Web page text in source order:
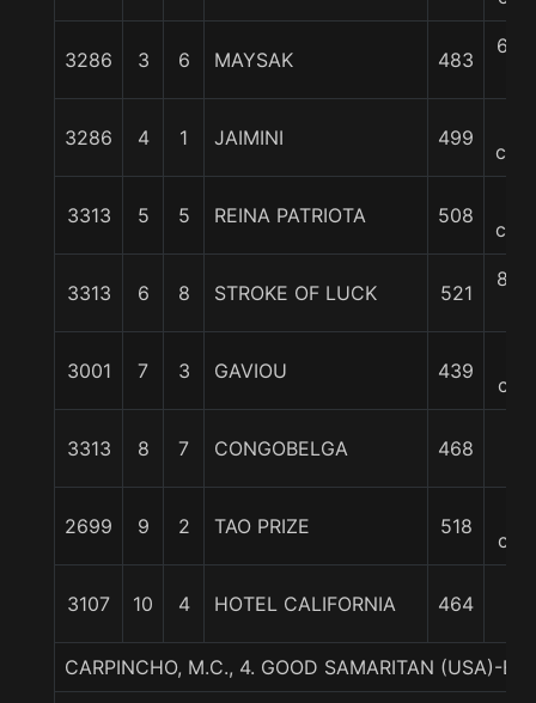
3286 3 6 MAYSAK 483
6 1/
3286 4 1 JAIMINI 499
3313 5 5 REINA PATRIOTA 508
3313 6 8 STROKE OF LUCK 521
8 1/
3001 7 3 GAVIOU 439
3313 8 7 CONGOBELGA 468
2699 9 2 TAO PRIZE 518
3107 10 4 HOTEL CALIFORNIA 464
CARPINCHO, M.C., 4. GOOD SAMARITAN (USA)-